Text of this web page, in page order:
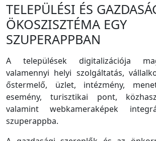
TELEPÜLÉSI ÉS
ÖKOSZISZTÉMA EGY
SZUPERAPPBAN
A települések digitalizációja
valamennyi helyi szolgáltatás,
őstermelő, üzlet, intézmény,
esemény, turisztikai pont,
valamint webkameraképek
szuperappba.